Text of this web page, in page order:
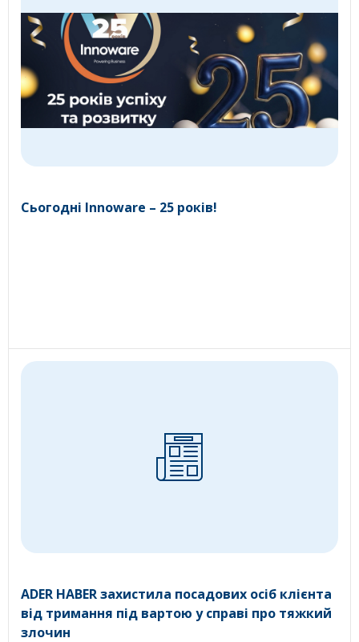
Сьогодні Innoware – 25 років!
ADER HABER захистила посадових осіб клієнта
від тримання під вартою у справі про тяжкий
злочин